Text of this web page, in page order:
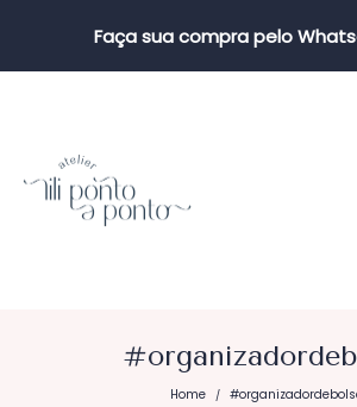
Faça sua compra pelo
Home /